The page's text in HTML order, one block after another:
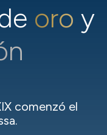
oro y
comenzó el